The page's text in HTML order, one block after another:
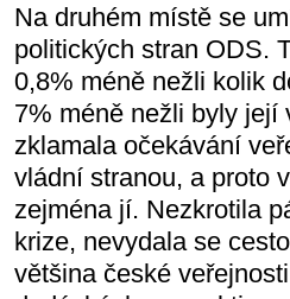
Na druhém místě se
politických stran ODS.
0,8% méně nežli kolik
7% méně nežli byly její
zklamala očekávání
vládní stranou, a proto
zejména jí. Nezkrotila
krize, nevydala se
většina české